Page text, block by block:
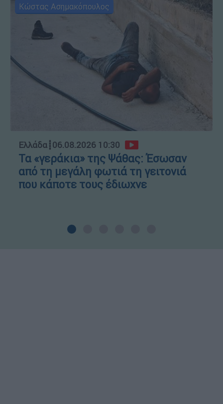
Κώστας Ασημακόπουλος
Ελλάδα┋06.08.2026 10:30
Τα «γεράκια» της Ψάθας: Έσωσαν
από τη μεγάλη φωτιά τη γειτονιά
που κάποτε τους έδιωχνε